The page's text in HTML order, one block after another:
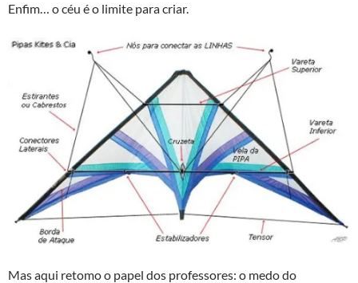
Enfim… o céu é o limite para criar.
Mas aqui retomo o papel dos professores: o medo do